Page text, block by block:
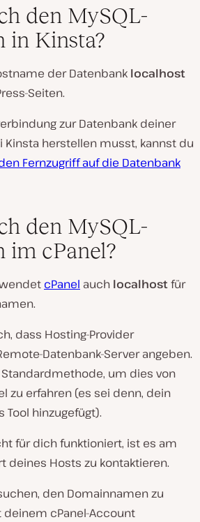
den MySQL-
in Kinsta?
der Datenbank localhost
Seiten.
zur Datenbank deiner
Kinsta herstellen musst, kannst du
Fernzugriff auf die Datenbank
den MySQL-
im cPanel?
cPanel auch localhostfür
dass Hosting-Provider
Datenbank-Server angeben.
um dies von
zu erfahren (es sei denn, dein
Tool hinzugefügt).
für dich funktioniert, ist es am
deines Hosts zu kontaktieren.
den Domainnamen zu
cPanel-Account